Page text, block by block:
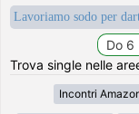
Lavoriamo sodo per
Trova single nelle
Incontri